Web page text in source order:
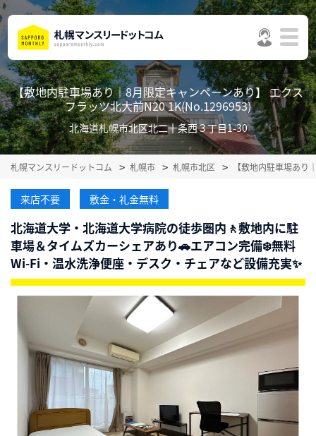
【敷地内駐車場あり｜8月限定キャンペーンあり】 エクス
フラッツ北大前N20 1K(No.1296953)
北海道札幌市北区北二十条西３丁目1-30
札幌マンスリードットコム 札幌市 札幌市北区 【敷地内駐車場あ
来店不要 敷金・礼金無料
北海道大学・北海道大学病院の徒歩圏内🚶敷地内に駐
車場＆タイムズカーシェアあり🚗エアコン完備❄️無料
Wi‑Fi・温水洗浄便座・デスク・チェアなど設備充実✨